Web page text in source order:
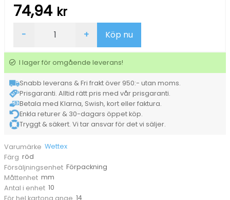
74,94 kr
Wettex
röd
176x203mm
10/fp
mängd
- + Köp nu
I lager för omgående leverans!
Snabb leverans & Fri frakt över 950:- utan moms.
Prisgaranti. Alltid rätt pris med vår prisgaranti.
Betala med Klarna, Swish, kort eller faktura.
Enkla returer & 30-dagars öppet köp.
Tryggt & säkert. Vi tar ansvar för det vi säljer.
Varumärke Wettex
Färg röd
Försäljningsenhet Förpackning
Måttenhet mm
Antal i enhet 10
För hel kartong ange 14